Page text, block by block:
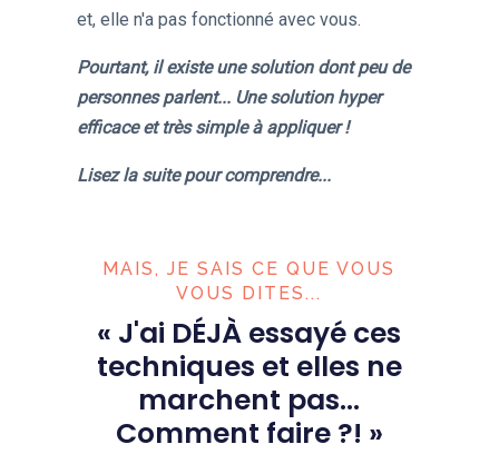
et, elle n'a pas fonctionné avec vous.
Pourtant, il existe une solution dont peu de
personnes parlent... Une solution hyper
efficace et très simple à appliquer !
Lisez la suite pour comprendre...
MAIS, JE SAIS CE QUE VOUS
VOUS DITES...
« J'ai DÉJÀ essayé ces
techniques et elles ne
marchent pas...
Comment faire ?! »